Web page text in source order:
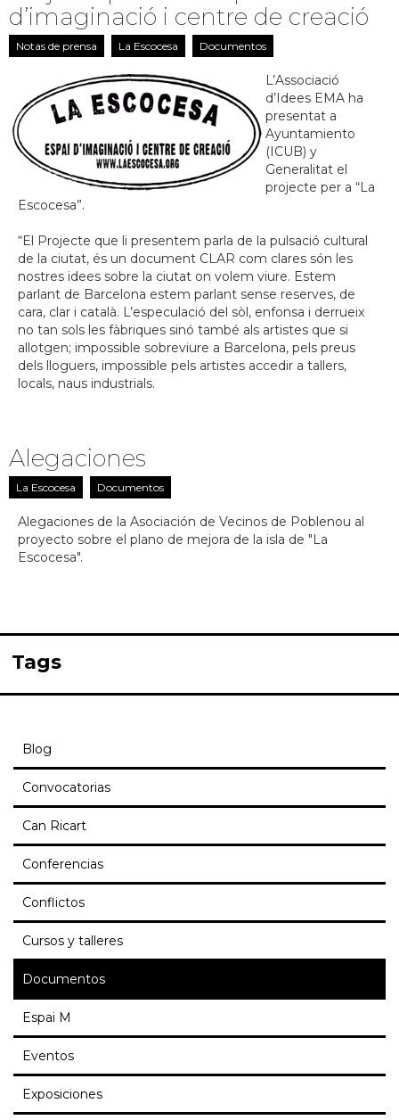
d’imaginació i centre de creació
Notas de prensa La Escocesa Documentos
L’Associació
d’Idees EMA ha
presentat a
Ayuntamiento
(ICUB) y
Generalitat el
projecte per a “La
Escocesa”.
“El Projecte que li presentem parla de la pulsació cultural
de la ciutat, és un document CLAR com clares són les
nostres idees sobre la ciutat on volem viure. Estem
parlant de Barcelona estem parlant sense reserves, de
cara, clar i català. L’especulació del sòl, enfonsa i derrueix
no tan sols les fàbriques sinó també als artistes que si
allotgen; impossible sobreviure a Barcelona, pels preus
dels lloguers, impossible pels artistes accedir a tallers,
locals, naus industrials.
Alegaciones
La Escocesa Documentos
Alegaciones de la Asociación de Vecinos de Poblenou al
proyecto sobre el plano de mejora de la isla de "La
Escocesa".
Tags
Blog
Convocatorias
Can Ricart
Conferencias
Conflictos
Cursos y talleres
Documentos
Espai M
Eventos
Exposiciones